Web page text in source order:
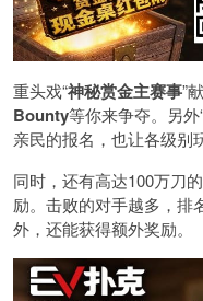
重头戏“神秘赏金主赛事”
Bounty等你来争夺。另外
亲民的报名，也让各级别
同时，还有高达100万刀的
励。击败的对手越多，排
外，还能获得额外奖励。